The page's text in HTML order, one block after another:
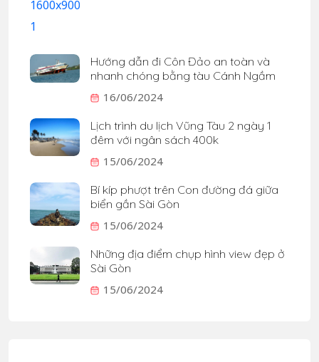
Hướng dẫn đi Côn Đảo an toàn và
nhanh chóng bằng tàu Cánh Ngầm
16/06/2024
Lịch trình du lịch Vũng Tàu 2 ngày 1
đêm với ngân sách 400k
15/06/2024
Bí kíp phượt trên Con đường đá giữa
biển gần Sài Gòn
15/06/2024
Những địa điểm chụp hình view đẹp ở
Sài Gòn
15/06/2024